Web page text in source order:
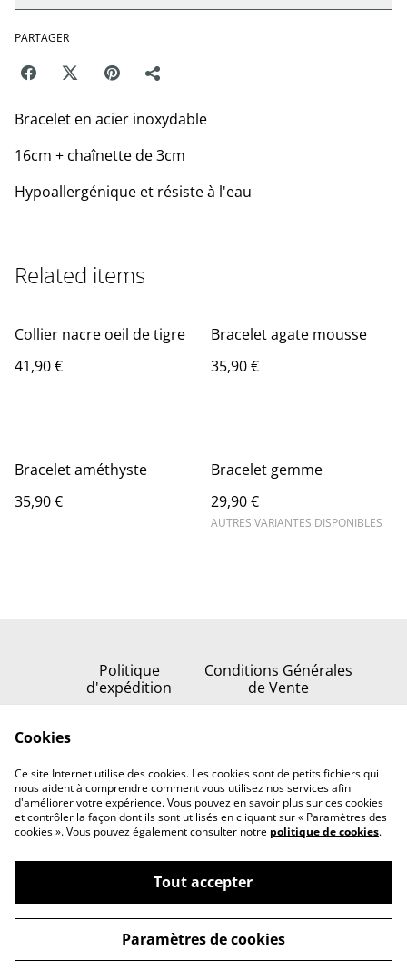
PARTAGER
Bracelet en acier inoxydable
16cm + chaînette de 3cm
Hypoallergénique et résiste à l'eau
Related items
Collier nacre oeil de tigre
41,90 €
Bracelet agate mousse
35,90 €
Bracelet améthyste
35,90 €
Bracelet gemme
29,90 €
AUTRES VARIANTES DISPONIBLES
Politique
d'expédition
Conditions Générales
de Vente
Nous contacter
©2026Serenata della stella
powered by
Cookies
Ce site Internet utilise des cookies. Les cookies sont de petits fichiers qui
nous aident à comprendre comment vous utilisez nos services afin
d'améliorer votre expérience. Vous pouvez en savoir plus sur ces cookies
et contrôler la façon dont ils sont utilisés en cliquant sur « Paramètres des
cookies ». Vous pouvez également consulter notre politique de cookies.
Tout accepter
Paramètres de cookies